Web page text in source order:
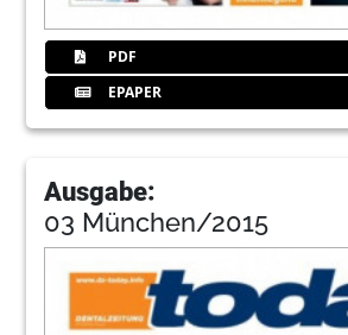
PDF
EPAPER
Ausgabe:
03 München/2015